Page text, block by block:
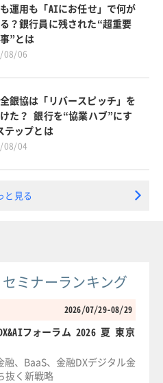
運用も「AIにお任せ」で何が
？銀行員に残された“超重要
”とは
08/06
銀協は「リバースピッチ」を
た？ 銀行を“協業ハブ”にす
テップとは
08/04
と見る
ミナーランキング
2026/07/29-08/29
フォーラム 2026 夏 東京
、BaaS、金融DXデジタル金
抜く新戦略